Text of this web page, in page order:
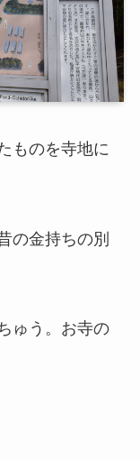
ものを寺地に
の金持ちの別
ゅう。お寺の